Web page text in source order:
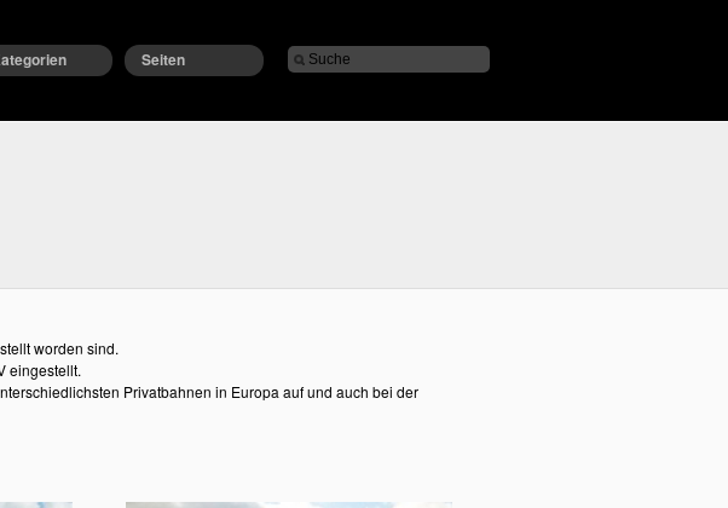
Seiten
worden sind.
eingestellt.
Privatbahnen in Europa auf und auch bei der